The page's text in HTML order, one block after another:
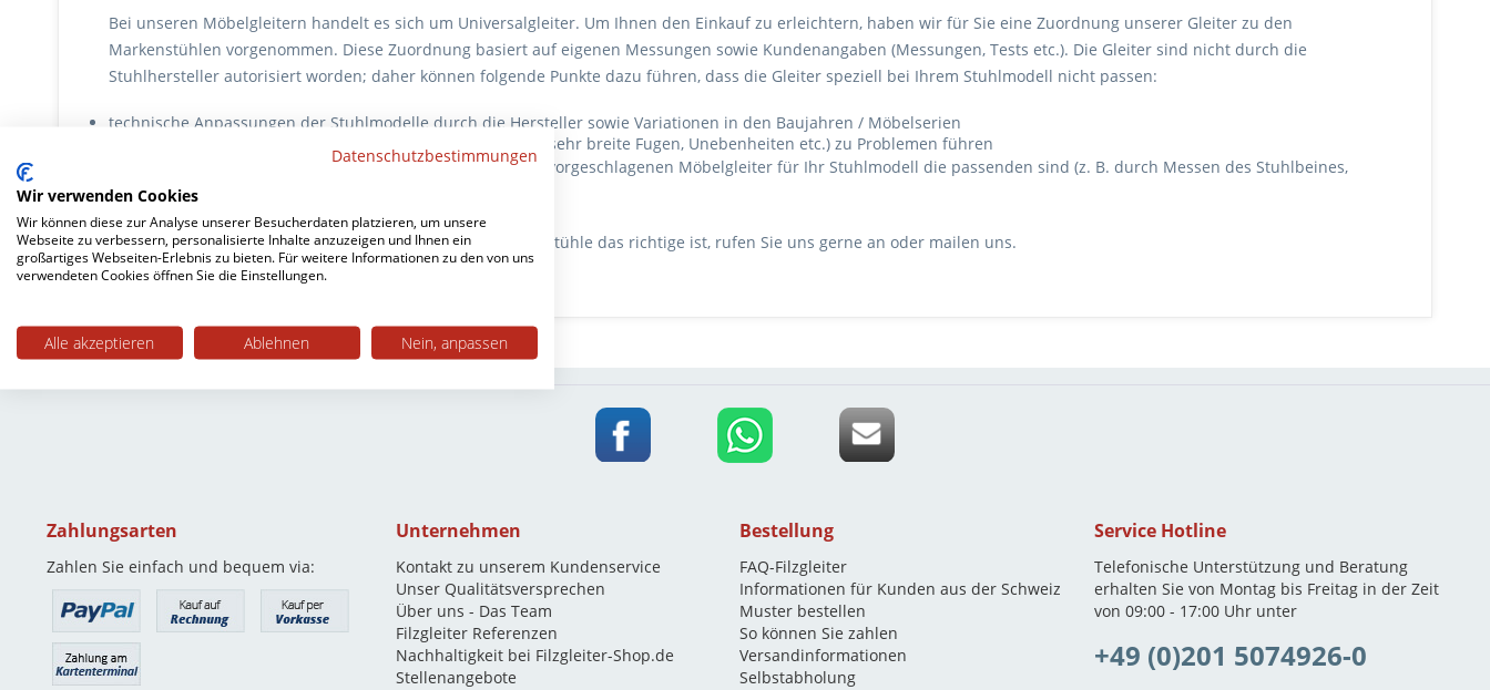
Bei unseren Möbelgleitern handelt es sich um Universalgleiter. Um Ihnen den Einkauf zu erleichtern, haben wir für Sie eine Zuordnung unserer Gleiter zu den
Markenstühlen vorgenommen. Diese Zuordnung basiert auf eigenen Messungen sowie Kundenangaben (Messungen, Tests etc.). Die Gleiter sind nicht durch die
Stuhlhersteller autorisiert worden; daher können folgende Punkte dazu führen, dass die Gleiter speziell bei Ihrem Stuhlmodell nicht passen:
technische Anpassungen der Stuhlmodelle durch die Hersteller sowie Variationen in den Baujahren / Möbelserien
Bodenoberflächen, die aufgrund von Besonderheiten (z. B. sehr breite Fugen, Unebenheiten etc.) zu Problemen führen
Bitte prüfen Sie daher vor Ihrer Bestellung, ob die von uns vorgeschlagenen Möbelgleiter für Ihr Stuhlmodell die passenden sind (z. B. durch Messen des Stuhlbeines,
Winkels etc.).
Wenn Sie nicht sicher sind, welches Gleitermodell für Ihre Stühle das richtige ist, rufen Sie uns gerne an oder mailen uns.
Zahlungsarten
Zahlen Sie einfach und bequem via:
Unternehmen
Kontakt zu unserem Kundenservice
Unser Qualitätsversprechen
Über uns - Das Team
Filzgleiter Referenzen
Nachhaltigkeit bei Filzgleiter-Shop.de
Stellenangebote
Bestellung
FAQ-Filzgleiter
Informationen für Kunden aus der Schweiz
Muster bestellen
So können Sie zahlen
Versandinformationen
Selbstabholung
Service Hotline
Telefonische Unterstützung und Beratung
erhalten Sie von Montag bis Freitag in der Zeit
von 09:00 - 17:00 Uhr unter
+49 (0)201 5074926-0
Datenschutzbestimmungen
Wir verwenden Cookies
Wir können diese zur Analyse unserer Besucherdaten platzieren, um unsere
Webseite zu verbessern, personalisierte Inhalte anzuzeigen und Ihnen ein
großartiges Webseiten-Erlebnis zu bieten. Für weitere Informationen zu den von uns
verwendeten Cookies öffnen Sie die Einstellungen.
Alle akzeptieren Ablehnen Nein, anpassen